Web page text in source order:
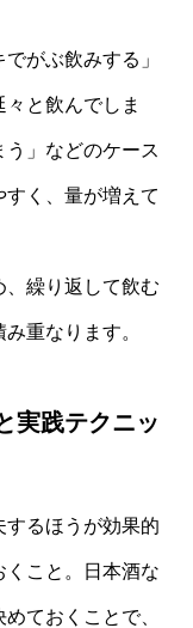
がぶ飲みする」
々と飲んでしま
う」などのケース
く、量が増えて
、繰り返して飲む
重なります。
実践テクニッ
するほうが効果的
くこと。日本酒な
ておくことで、